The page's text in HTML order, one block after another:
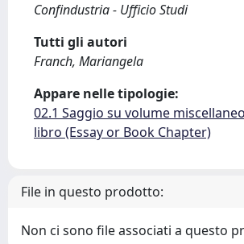
Confindustria - Ufficio Studi
Tutti gli autori
Franch, Mariangela
Appare nelle tipologie:
02.1 Saggio su volume
libro (Essay or Book Chapter)
File in questo prodotto:
Non ci sono file associati a questo